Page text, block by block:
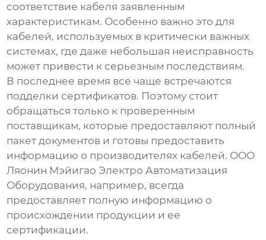
соответствие кабеля заявленным
характеристикам. Особенно важно это для
кабелей, используемых в критически важных
системах, где даже небольшая неисправность
может привести к серьезным последствиям.
В последнее время все чаще встречаются
подделки сертификатов. Поэтому стоит
обращаться только к проверенным
поставщикам, которые предоставляют полный
пакет документов и готовы предоставить
информацию о производителях кабелей. ООО
Ляонин Мэйигао Электро Автоматизация
Оборудования, например, всегда
предоставляет полную информацию о
происхождении продукции и ее
сертификации.